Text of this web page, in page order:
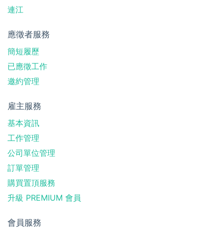
連江
應徵者服務
簡短履歷
已應徵工作
邀約管理
雇主服務
基本資訊
工作管理
公司單位管理
訂單管理
購買置頂服務
升級 PREMIUM 會員
會員服務